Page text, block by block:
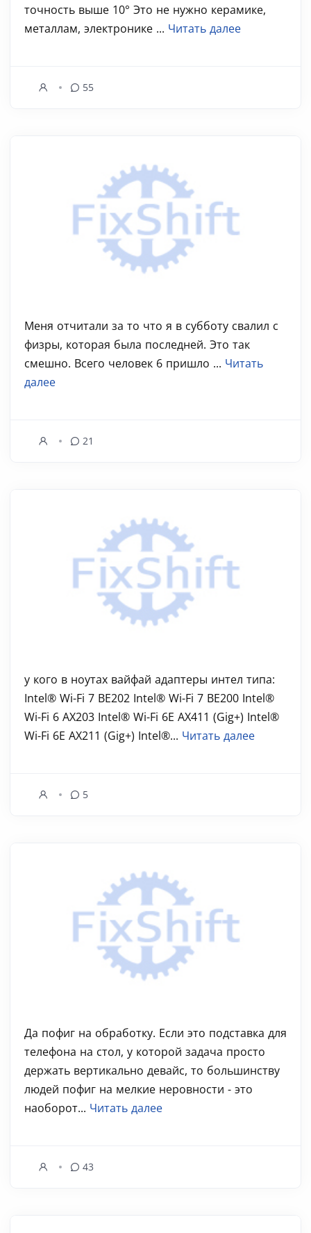
точность выше 10° Это не нужно керамике,
металлам, электронике ... Читать далее
55
Меня отчитали за то что я в субботу свалил с
физры, которая была последней. Это так
смешно. Всего человек 6 пришло ... Читать
далее
21
у кого в ноутах вайфай адаптеры интел типа:
Intel® Wi-Fi 7 BE202 Intel® Wi-Fi 7 BE200 Intel®
Wi-Fi 6 AX203 Intel® Wi-Fi 6E AX411 (Gig+) Intel®
Wi-Fi 6E AX211 (Gig+) Intel®... Читать далее
5
Да пофиг на обработку. Если это подставка для
телефона на стол, у которой задача просто
держать вертикально девайс, то большинству
людей пофиг на мелкие неровности - это
наоборот... Читать далее
43